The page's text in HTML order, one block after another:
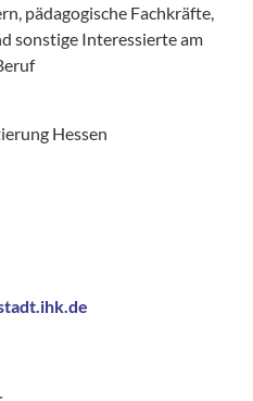
pädagogische Fachkräfte,
sonstige Interessierte am
Hessen